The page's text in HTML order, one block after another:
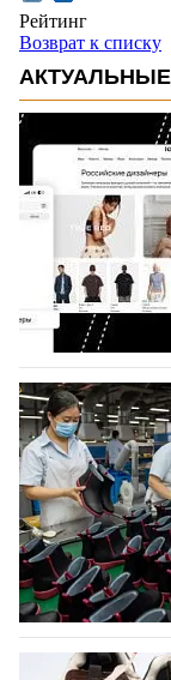
Рейтинг
Возврат к списку
На
условия
Российский
раздел для
дизайнерских
Бренды также
06.08.2026 52
Объем